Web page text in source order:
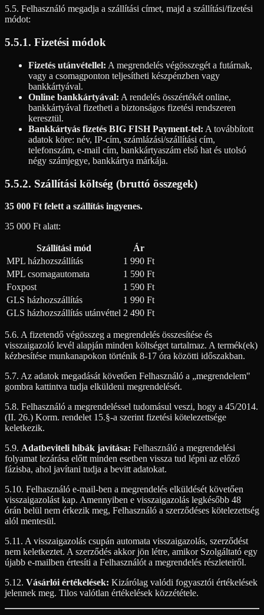
5.5. Felhasználó megadja a szállítási címet, majd a szállítási/fizetési
módot:
5.5.1. Fizetési módok
Fizetés utánvétellel: A megrendelés végösszegét a futárnak,
vagy a csomagponton teljesítheti készpénzben vagy
bankkártyával.
Online bankkártyával: A rendelés összértékét online,
bankkártyával fizetheti a biztonságos fizetési rendszeren
keresztül.
Bankkártyás fizetés BIG FISH Payment-tel: A továbbított
adatok köre: név, IP-cím, számlázási/szállítási cím,
telefonszám, e-mail cím, bankkártyaszám első hat és utolsó
négy számjegye, bankkártya márkája.
5.5.2. Szállítási költség (bruttó összegek)
35 000 Ft felett a szállítás ingyenes.
35 000 Ft alatt:
Szállítási mód
Ár
MPL házhozszállítás
1 990 Ft
MPL csomagautomata
1 590 Ft
Foxpost
1 590 Ft
GLS házhozszállítás
1 990 Ft
GLS házhozszállítás utánvéttel 2 490 Ft
5.6. A fizetendő végösszeg a megrendelés összesítése és
visszaigazoló levél alapján minden költséget tartalmaz. A termék(ek)
kézbesítése munkanapokon történik 8-17 óra közötti időszakban.
5.7. Az adatok megadását követően Felhasználó a „megrendelem"
gombra kattintva tudja elküldeni megrendelését.
5.8. Felhasználó a megrendeléssel tudomásul veszi, hogy a 45/2014.
(II. 26.) Korm. rendelet 15.§-a szerint fizetési kötelezettsége
keletkezik.
5.9. Adatbeviteli hibák javítása: Felhasználó a megrendelési
folyamat lezárása előtt minden esetben vissza tud lépni az előző
fázisba, ahol javítani tudja a bevitt adatokat.
5.10. Felhasználó e-mail-ben a megrendelés elküldését követően
visszaigazolást kap. Amennyiben e visszaigazolás legkésőbb 48
órán belül nem érkezik meg, Felhasználó a szerződéses kötelezettség
alól mentesül.
5.11. A visszaigazolás csupán automata visszaigazolás, szerződést
nem keletkeztet. A szerződés akkor jön létre, amikor Szolgáltató egy
újabb e-mailben értesíti a Felhasználót a megrendelés részleteiről.
5.12. Vásárlói értékelések: Kizárólag valódi fogyasztói értékelések
jelennek meg. Tilos valótlan értékelések közzététele.